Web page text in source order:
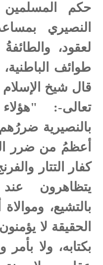
حكم المسلمين
النصيري
لعقود،
طوائف الباطنية،
قال شيخ الإسلام
تعالى-:
بالنصيرية
أعظمُ من ضرر
كفار التتار
يتظاهرون
بالتشيع،
الحقيقة لا
بكتابه، ولا بأمر